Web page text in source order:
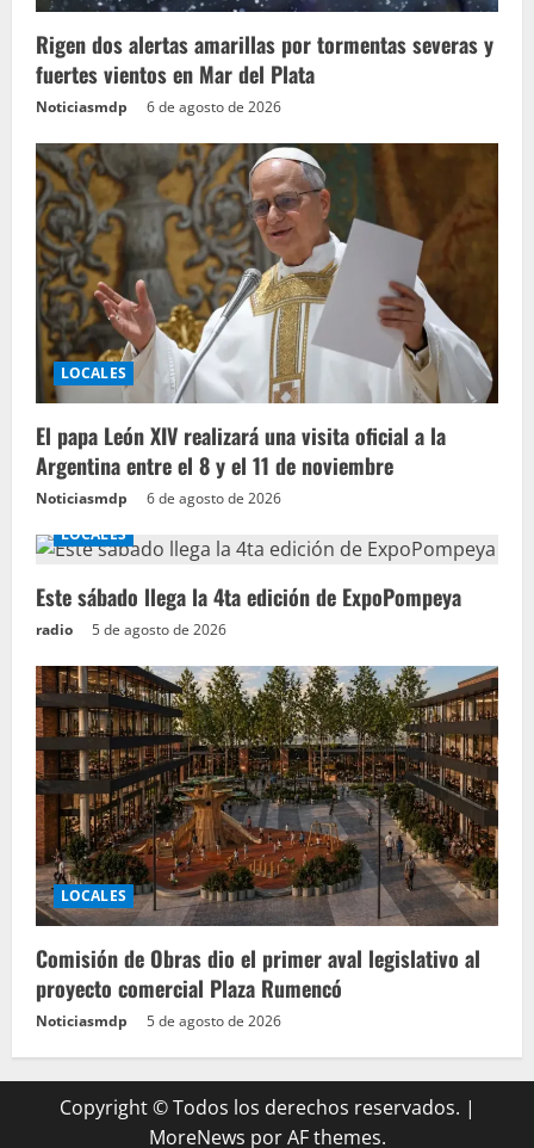
Rigen dos alertas amarillas por tormentas severas y
fuertes vientos en Mar del Plata
Noticiasmdp 6 de agosto de 2026
LOCALES
El papa León XIV realizará una visita oficial a la
Argentina entre el 8 y el 11 de noviembre
Noticiasmdp
6 de agosto de 2026
LOCALES
Este sábado llega la 4ta edición de ExpoPompeya
radio 5 de agosto de 2026
LOCALES
Comisión de Obras dio el primer aval legislativo al
proyecto comercial Plaza Rumencó
Noticiasmdp 5 de agosto de 2026
Copyright © Todos los derechos reservados. |
MoreNews por AF themes.